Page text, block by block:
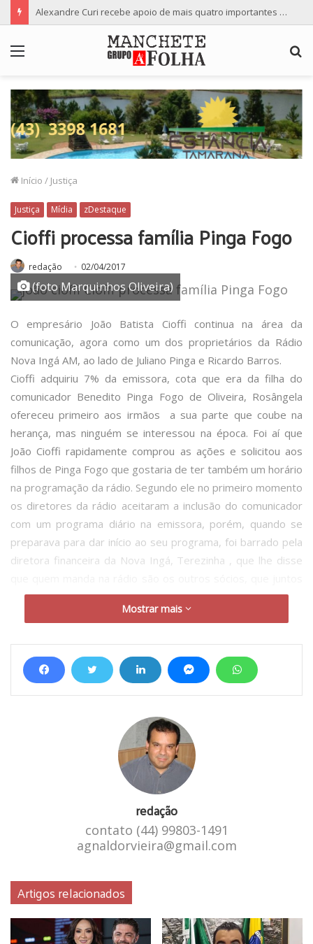
Alexandre Curi recebe apoio de mais quatro importantes partidos para candidatura ao Senado
Início / Justiça
Justiça Mídia zDestaque
Cioffi processa família Pinga Fogo
redação 02/04/2017
(foto Marquinhos Oliveira)
O empresário João Batista Cioffi continua na área da
comunicação, agora como um dos proprietários da Rádio
Nova Ingá AM, ao lado de Juliano Pinga e Ricardo Barros.
Cioffi adquiriu 7% da emissora, cota que era da filha do
comunicador Benedito Pinga Fogo de Oliveira, Rosângela
ofereceu primeiro aos irmãos a sua parte que coube na
herança, mas ninguém se interessou na época. Foi aí que
João Cioffi rapidamente comprou as ações e solicitou aos
filhos de Pinga Fogo que gostaria de ter também um horário
na programação da rádio. Segundo ele no primeiro momento
os diretores da rádio aceitaram a inclusão do comunicador
com um programa diário na emissora, porém, quando se
preparava para dar início ao seu programa, foi barrado pela
diretora financeira da Nova Ingá, Terezinha , que lhe disse
somam 93%.
João então acionou os sócios na justiça para que tenha
joão cioffi Justiça
Pinga Fogo
rádio nova ingá am
Mostrar mais
redação
contato (44) 99803-1491
agnaldorvieira@gmail.com
Artigos relacionados